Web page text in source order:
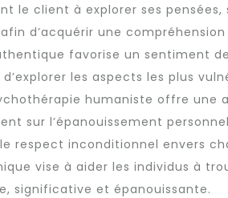
le client à explorer ses pensées,
d’acquérir une
favorise un sentiment
les aspects les plus
humaniste offre une
sur l’épanouissement
respect inconditionnel envers
vise à aider les individus à
significative et épanouissante.